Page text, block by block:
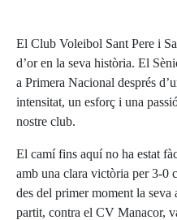
El Club Voleibol Sant Pere i
d’or en la seva història. El
a Primera Nacional després
intensitat, un esforç i una
nostre club.
El camí fins aquí no ha estat
amb una clara victòria per 3-0
des del primer moment la
partit, contra el CV Manacor,